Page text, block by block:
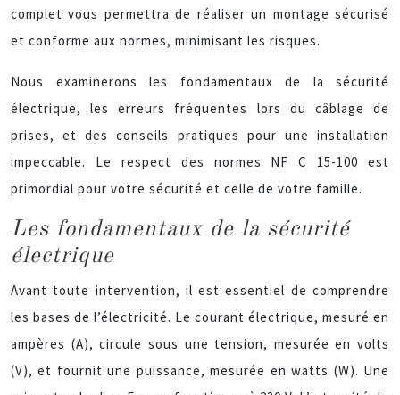
complet vous permettra de réaliser un montage sécurisé
et conforme aux normes, minimisant les risques.
Nous examinerons les fondamentaux de la sécurité
électrique, les erreurs fréquentes lors du câblage de
prises, et des conseils pratiques pour une installation
impeccable. Le respect des normes NF C 15-100 est
primordial pour votre sécurité et celle de votre famille.
Les fondamentaux de la sécurité
électrique
Avant toute intervention, il est essentiel de comprendre
les bases de l’électricité. Le courant électrique, mesuré en
ampères (A), circule sous une tension, mesurée en volts
(V), et fournit une puissance, mesurée en watts (W). Une